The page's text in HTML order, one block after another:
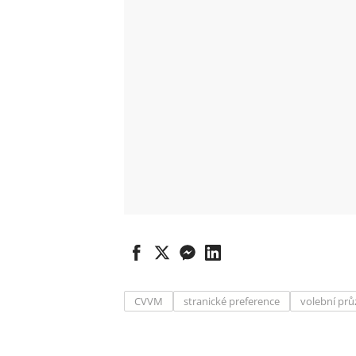
CVVM stranické preference volební